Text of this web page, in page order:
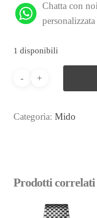
Chatta con
personalizzata
1 disponibili
Categoria: Mido
Prodotti correlati